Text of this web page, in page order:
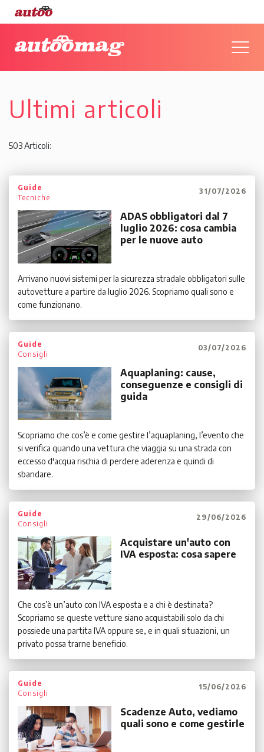
Ultimi articoli
503 Articoli:
Guide
Tecniche
31/07/2026
ADAS obbligatori dal 7
luglio 2026: cosa cambia
per le nuove auto
Arrivano nuovi sistemi per la sicurezza stradale obbligatori sulle
autovetture a partire da luglio 2026. Scopriamo quali sono e
come funzionano.
Guide
Consigli
03/07/2026
Aquaplaning: cause,
conseguenze e consigli di
guida
Scopriamo che cos’è e come gestire l’aquaplaning, l’evento che
si verifica quando una vettura che viaggia su una strada con
eccesso d'acqua rischia di perdere aderenza e quindi di
sbandare.
Guide
Consigli
29/06/2026
Acquistare un'auto con
IVA esposta: cosa sapere
Che cos’è un’auto con IVA esposta e a chi è destinata?
Scopriamo se queste vetture siano acquistabili solo da chi
possiede una partita IVA oppure se, e in quali situazioni, un
privato possa trarne beneficio.
Guide
Consigli
15/06/2026
Scadenze Auto, vediamo
quali sono e come gestirle